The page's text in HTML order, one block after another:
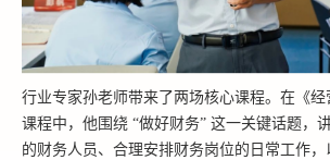
行业专家孙老师带来了两场核心课程。在《经
课程中，他围绕 “做好财务” 这一关键话题，
的财务人员、合理安排财务岗位的日常工作